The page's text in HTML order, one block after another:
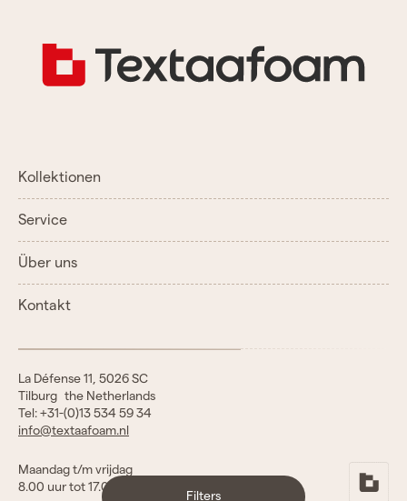
Filters
Kollektionen
Service
Über uns
Kontakt
La Défense 11, 5026 SC
Tilburg the Netherlands
Tel: +31-(0)13 534 59 34
info@textaafoam.nl
Maandag t/m vrijdag
8.00 uur tot 17.00 uur